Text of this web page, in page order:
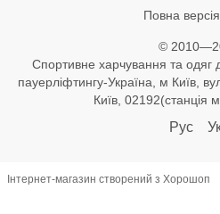
Повна
©
Спортивне харчування та одяг
пауерліфтингу-Україна, м Київ,
Київ, 02192(станція
Рус
Інтернет-магазин створений з Хорошоп